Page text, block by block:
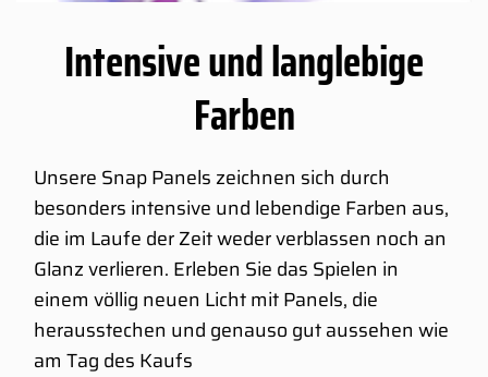
Intensive und langlebige
Farben
Unsere Snap Panels zeichnen sich durch
besonders intensive und lebendige Farben aus,
die im Laufe der Zeit weder verblassen noch an
Glanz verlieren. Erleben Sie das Spielen in
einem völlig neuen Licht mit Panels, die
herausstechen und genauso gut aussehen wie
am Tag des Kaufs